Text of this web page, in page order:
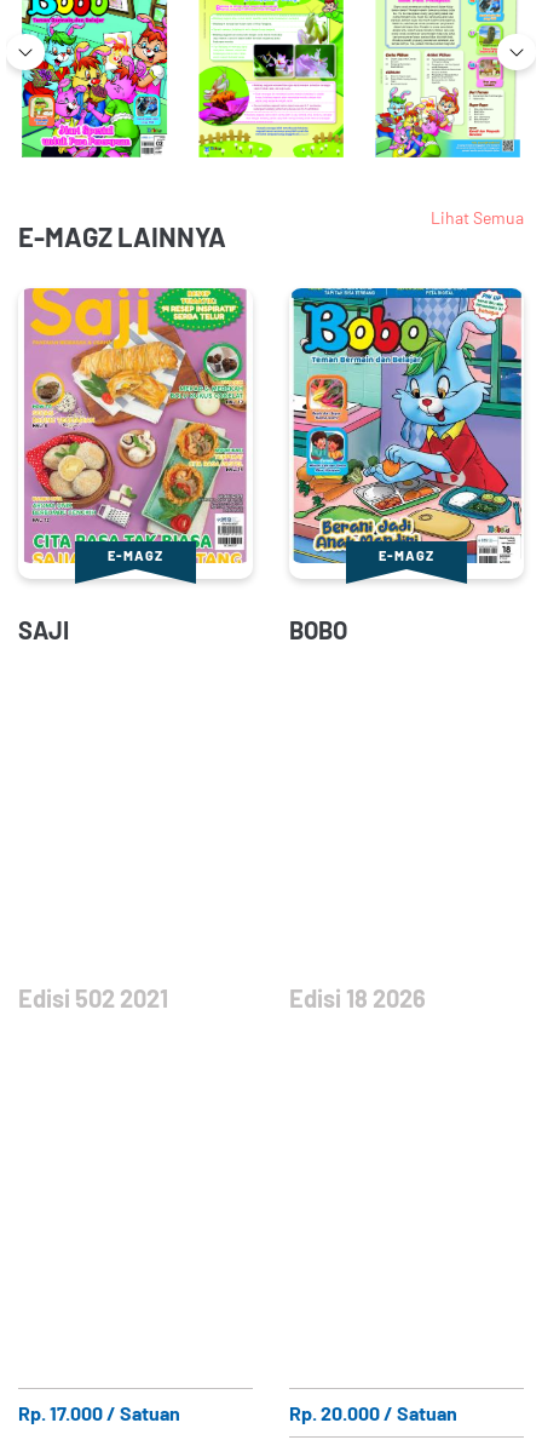
E-MAGZ LAINNYA
Lihat Semua
E-MAGZ
SAJI
Edisi 502 2021
Rp. 17.000 / Satuan
E-MAGZ
BOBO
Edisi 18 2026
Rp. 20.000 / Satuan